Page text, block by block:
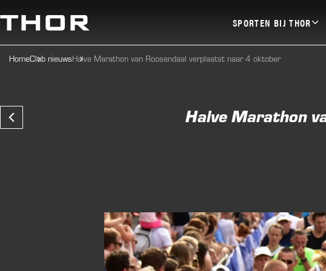
SPORTEN BIJ THOR
Atletiek
Nordic Walking
HomeClub nieuwsHalve Marathon van Roosendaal verplaatst naar 4 oktober
Halve Marathon